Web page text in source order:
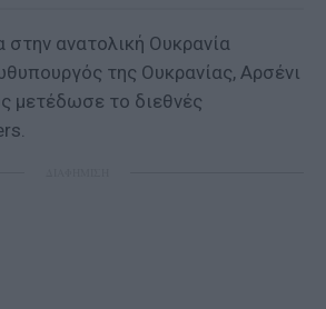
στην ανατολική Ουκρανία
της Ουκρανίας, Αρσένι
μετέδωσε το διεθνές